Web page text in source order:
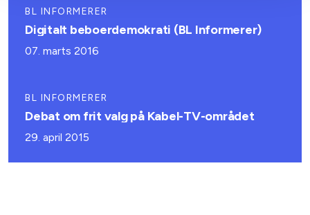
BL INFORMERER
Digitalt beboerdemokrati (BL Informerer)
07. marts 2016
BL INFORMERER
Debat om frit valg på Kabel-TV-området
29. april 2015